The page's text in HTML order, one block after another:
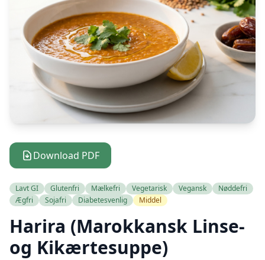
Download PDF
Lavt GI Glutenfri Mælkefri Vegetarisk Vegansk
Nøddefri
Ægfri
Sojafri Diabetesvenlig Middel
Harira (Marokkansk Linse-
og Kikærtesuppe)